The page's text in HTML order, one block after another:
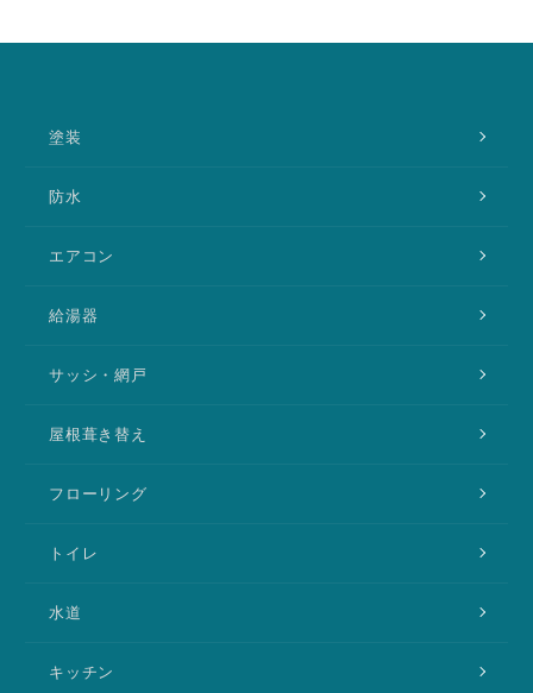
塗装
防水
エアコン
給湯器
サッシ・網戸
屋根葺き替え
フローリング
トイレ
水道
キッチン